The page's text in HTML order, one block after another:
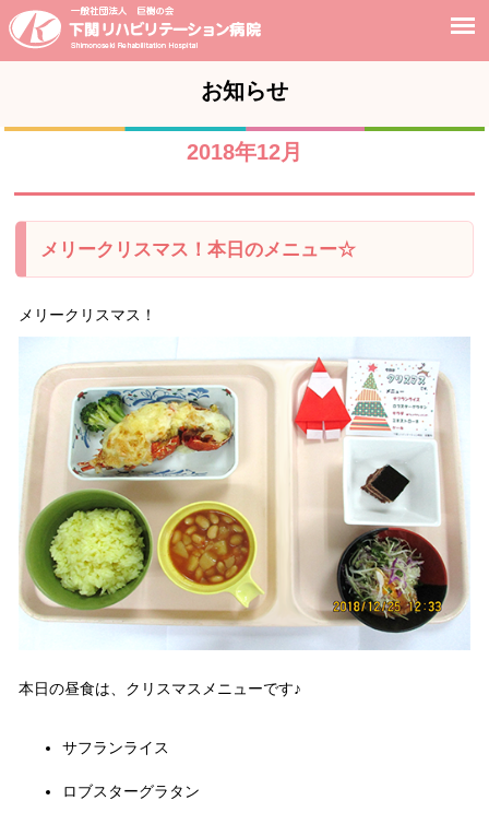
お知らせ
2018年12月
メリークリスマス！本日のメニュー☆
メリークリスマス！
本日の昼食は、クリスマスメニューです♪
サフランライス
ロブスターグラタン